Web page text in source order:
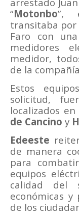
“Motonbo”,
transitaba por
Faro con
medidores
medidor,
de la
Estos
solicitud,
localizados
de Cancino y
Edeeste
de manera
para
equipos
calidad del
económicas
de los